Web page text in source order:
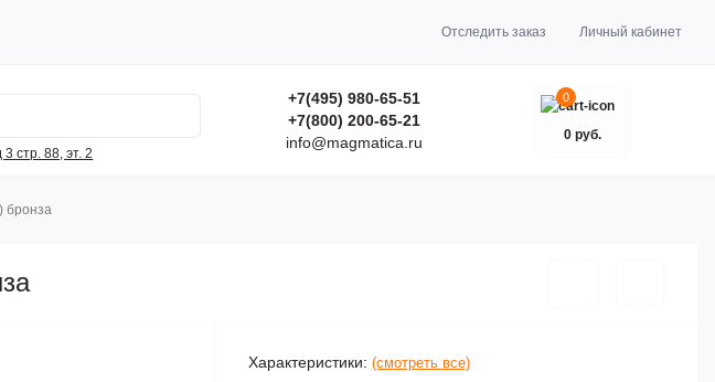
Отследить заказ Личный кабинет
стр. 88, эт. 2
+7(495) 980-65-51
+7(800) 200-65-21
info@magmatica.ru
0
0 руб.
бронза
Характеристики: (смотреть все)